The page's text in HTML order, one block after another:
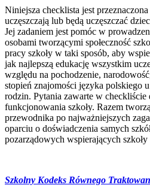
Niniejsza checklista jest
uczęszczają lub będą uczęszczać
Jej zadaniem jest pomóc w
osobami tworzącymi społeczność
pracy szkoły w taki sposób, aby
jak najlepszą edukację wszystkim
względu na pochodzenie,
stopień znajomości języka polskiego
rodzin. Pytania zawarte w
funkcjonowania szkoły. Razem
przewodnika po najważniejszych
oparciu o doświadczenia samych
pozarządowych wspierających
Szkolny Kodeks Równego